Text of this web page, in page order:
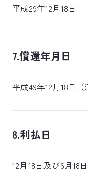
平成29年12月18日
7.償還年月日
平成49年12月18日（
8.利払日
12月18日及び6月18